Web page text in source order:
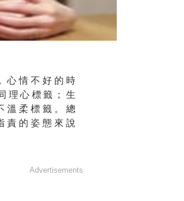
心情不好的時
理心標籤；生
柔標籤。 總
責的姿態來說
Advertisements